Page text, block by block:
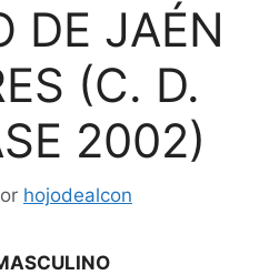
DE JAÉN
(C. D.
2002)
hojodealcon